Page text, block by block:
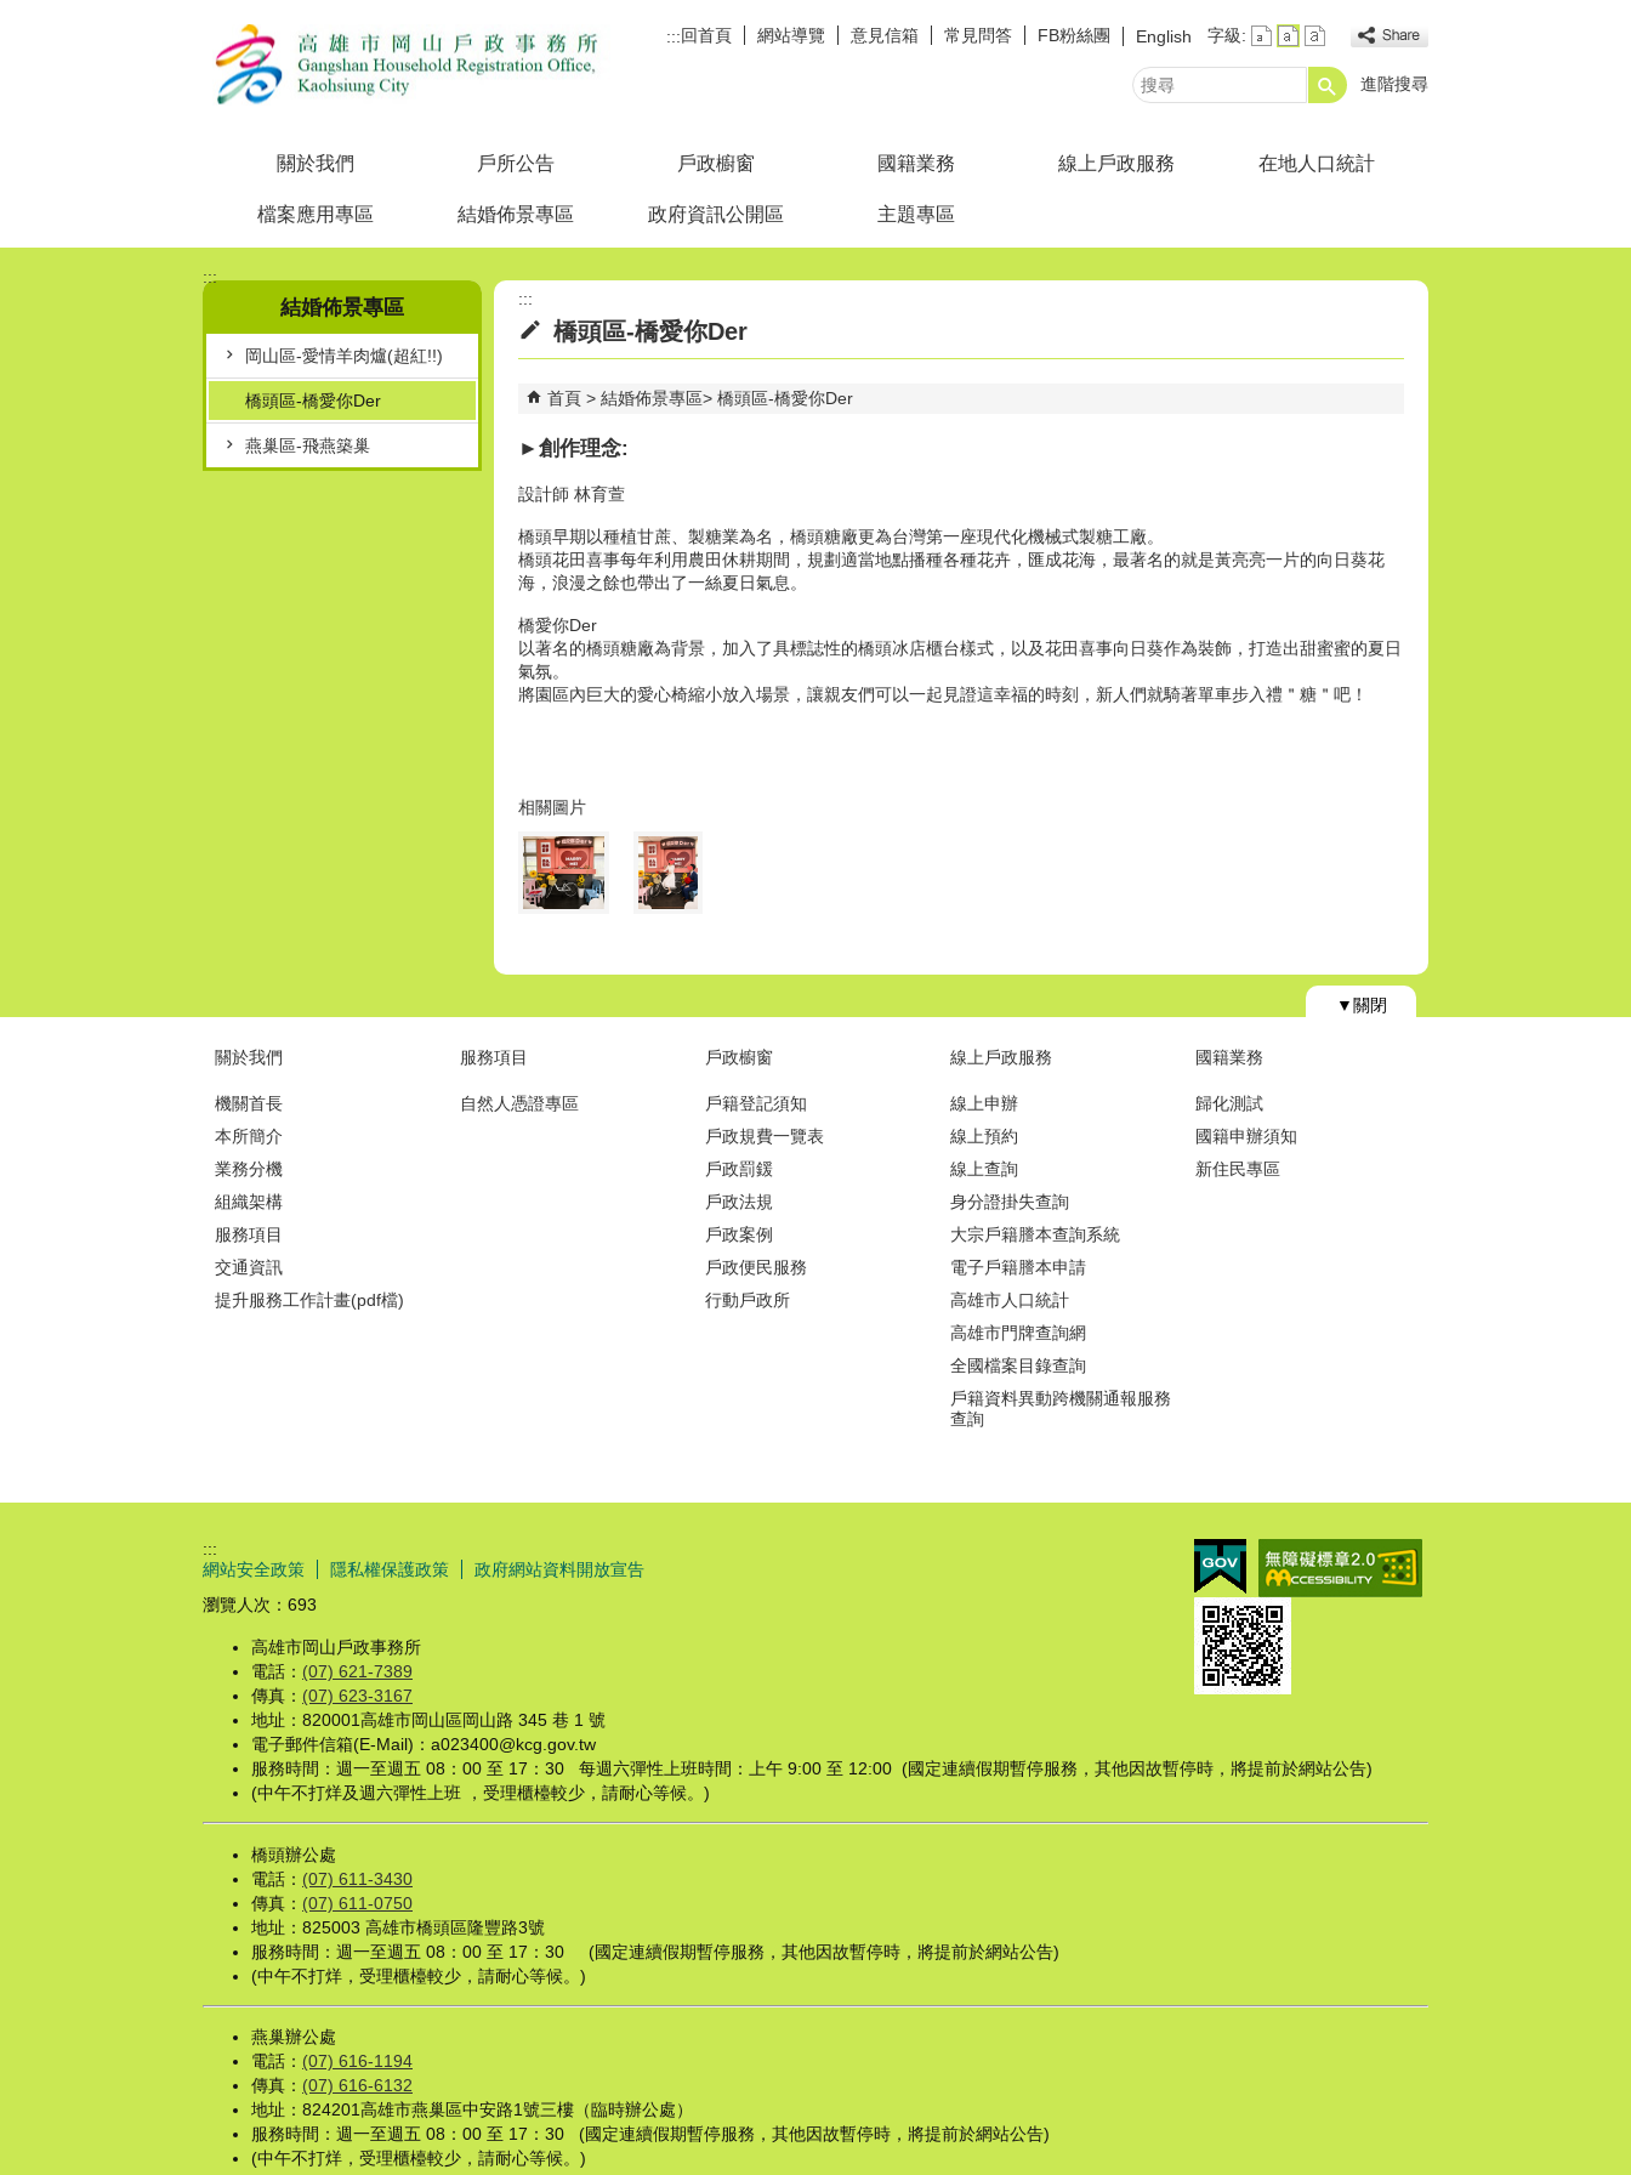
:::回首頁 網站導覽 意見信箱 常見問答 FB粉絲團 English 字級:
搜
進階搜尋
關於我們 戶所公告 戶政櫥窗 國籍業務 線上戶政服務 在地人口統計
檔案應用專區 結婚佈景專區 政府資訊公開區 主題專區
:::
結婚佈景專區
岡山區-愛情羊肉爐(超紅!!)
橋頭區-橋愛你Der
燕巢區-飛燕築巢
:::
橋頭區-橋愛你Der
首頁 結婚佈景專區 橋頭區-橋愛你Der
►創作理念:
設計師 林育萱
橋頭早期以種植甘蔗、製糖業為名，橋頭糖廠更為台灣第一座現代化機械式製糖工廠。
橋頭花田喜事每年利用農田休耕期間，規劃適當地點播種各種花卉，匯成花海，最著名的就是黃亮亮一片的向日葵花
海，浪漫之餘也帶出了一絲夏日氣息。
橋愛你Der
以著名的橋頭糖廠為背景，加入了具標誌性的橋頭冰店櫃台樣式，以及花田喜事向日葵作為裝飾，打造出甜蜜蜜的夏日
氣氛。
將園區內巨大的愛心椅縮小放入場景，讓親友們可以一起見證這幸福的時刻，新人們就騎著單車步入禮＂糖＂吧！
相關圖片
▼關閉
關於我們
機關首長
本所簡介
業務分機
組織架構
服務項目
交通資訊
提升服務工作計畫(pdf檔)
服務項目
自然人憑證專區
戶政櫥窗
戶籍登記須知
戶政規費一覽表
戶政罰鍰
戶政法規
戶政案例
戶政便民服務
行動戶政所
線上戶政服務
線上申辦
線上預約
線上查詢
身分證掛失查詢
大宗戶籍謄本查詢系統
電子戶籍謄本申請
高雄市人口統計
高雄市門牌查詢網
全國檔案目錄查詢
戶籍資料異動跨機關通報服務
查詢
國籍業務
歸化測試
國籍申辦須知
新住民專區
:::
網站安全政策
隱私權保護政策
政府網站資料開放宣告
瀏覽人次： 693
高雄市岡山戶政事務所
電話： (07) 621-7389
傳真： (07) 623-3167
地址：820001高雄市岡山區岡山路 345 巷 1 號
電子郵件信箱(E-Mail)：a023400@kcg.gov.tw
服務時間：週一至週五 08：00 至 17：30 每週六彈性上班時間：上午 9:00 至 12:00 (國定連續假期暫停服務，其他因故暫停時，將提前於網站公告)
(中午不打烊及週六彈性上班 ，受理櫃檯較少，請耐心等候。)
橋頭辦公處
電話： (07) 611-3430
傳真： (07) 611-0750
地址：825003 高雄市橋頭區隆豐路3號
服務時間：週一至週五 08：00 至 17：30 (國定連續假期暫停服務，其他因故暫停時，將提前於網站公告)
(中午不打烊，受理櫃檯較少，請耐心等候。)
燕巢辦公處
電話： (07) 616-1194
傳真： (07) 616-6132
地址：824201高雄市燕巢區中安路1號三樓（臨時辦公處）
服務時間：週一至週五 08：00 至 17：30 (國定連續假期暫停服務，其他因故暫停時，將提前於網站公告)
(中午不打烊，受理櫃檯較少，請耐心等候。)